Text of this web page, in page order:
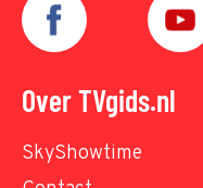
Over TVgids.nl
SkyShowtime